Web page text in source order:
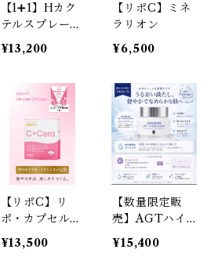
【1➕1】Hカク
テルスプレー1
セット
¥13,200
【リポC】ミネ
ラリオン
¥6,500
【リポC】リ
ポ・カプセルビ
タミンC＋Cer
a
¥13,500
【数量限定販
売】AGTハイ
ドロクリーム
¥15,400